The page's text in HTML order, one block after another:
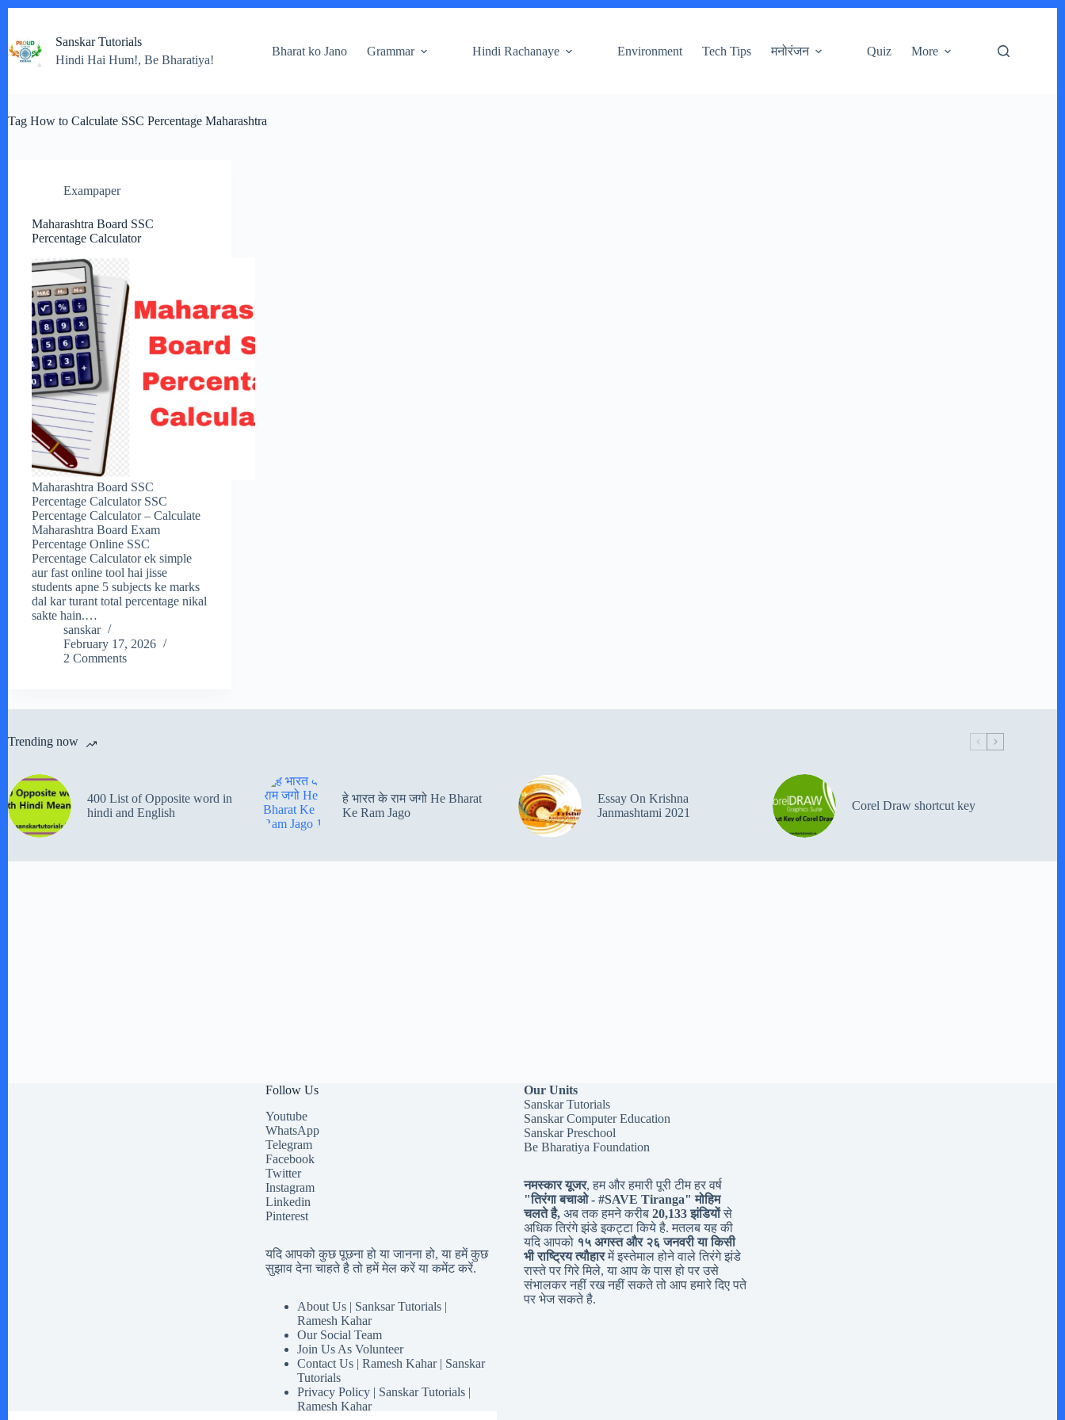
content
Sanskar Tutorials
Hindi Hai Hum!, Be Bharatiya!
Bharat ko Jano Grammar Hindi Rachanaye Environment Tech Tips मनोरंजन Quiz More
Tag How to Calculate SSC Percentage Maharashtra
Exampaper
Maharashtra Board SSC
Percentage Calculator
Maharashtra Board SSC
Percentage Calculator SSC
Percentage Calculator – Calculate
Maharashtra Board Exam
Percentage Online SSC
Percentage Calculator ek simple
aur fast online tool hai jisse
students apne 5 subjects ke marks
dal kar turant total percentage nikal
sakte hain.…
sanskar
February 17, 2026
2 Comments
Trending now
400 List of Opposite word in
hindi and English
हे भारत के राम जगो He Bharat
Ke Ram Jago
Essay On Krishna
Janmashtami 2021
Corel Draw shortcut key
Follow Us
Youtube
WhatsApp
Telegram
Facebook
Twitter
Instagram
Linkedin
Pinterest
यदि आपको कुछ पूछना हो या जानना हो, या हमें कुछ
सुझाव देना चाहते है तो हमें मेल करें या कमेंट करें.
About Us | Sanksar Tutorials |
Ramesh Kahar
Our Social Team
Join Us As Volunteer
Contact Us | Ramesh Kahar | Sanskar
Tutorials
Privacy Policy | Sanskar Tutorials |
Ramesh Kahar
Our Units
Sanskar Tutorials
Sanskar Computer Education
Sanskar Preschool
Be Bharatiya Foundation
नमस्कार यूजर, हम और हमारी पूरी टीम हर वर्ष
"तिरंगा बचाओ - #SAVE Tiranga" मोहिम
चलते है,अब तक हमने करीब 20,133 झंडियोंसे
अधिक तिरंगे झंडे इकट्टा किये है. मतलब यह की
यदि आपको १५ अगस्त और २६ जनवरी या किसी
भी राष्ट्रिय त्यौहारमें इस्तेमाल होने वाले तिरंगे झंडे
रास्ते पर गिरे मिले, या आप के पास हो पर उसे
संभालकर नहीं रख नहीं सकते तो आप हमारे दिए पते
पर भेज सकते है.